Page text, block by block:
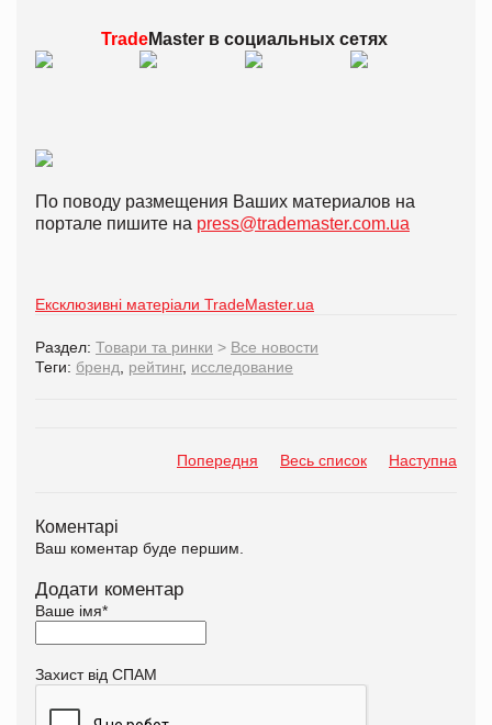
TradeMaster всоциальных сетях
По поводу размещения Ваших материалов на
портале пишите на press@trademaster.com.ua
Ексклюзивні матеріали TradeMaster.ua
Раздел: Товари та ринки > Все новости
Теги: бренд рейтинг, исследование
Попередня Весь список Наступна
Коментарі
Ваш коментар буде першим.
Додати коментар
Ваше імя*
Захист від СПАМ